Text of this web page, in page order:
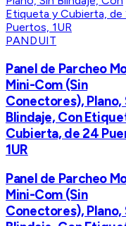
PANDUIT
Panel de Parcheo
Mini-Com (Sin
Conectores), Plano,
Blindaje, Con
Cubierta, de 24
1UR
Panel de Parcheo
Mini-Com (Sin
Conectores), Plano,